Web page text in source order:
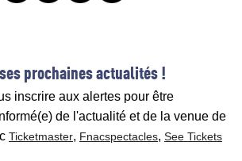
prochaines actualités !
inscrire aux alertes pour être
de l'actualité et de la venue de
Ticketmaster, Fnacspectacles, See Tickets